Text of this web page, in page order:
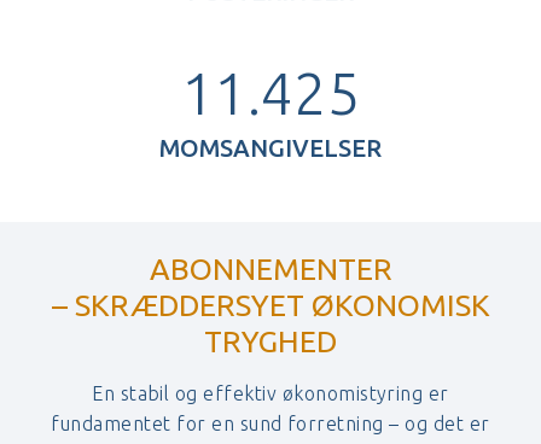
11.425
MOMSANGIVELSER
ABONNEMENTER
– SKRÆDDERSYET ØKONOMISK
TRYGHED
En stabil og effektiv økonomistyring er
fundamentet for en sund forretning – og det er